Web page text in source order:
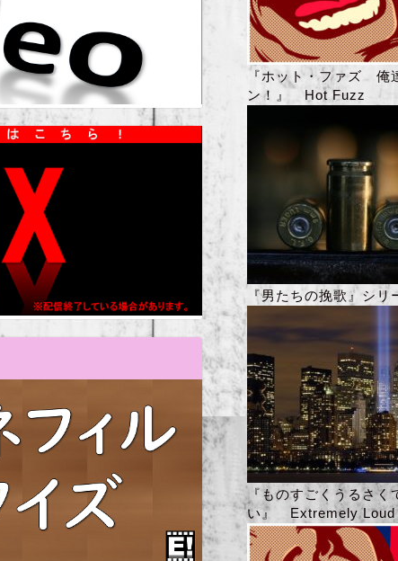
『ホット・ファズ 俺
ン！』 Hot Fuzz
『男たちの挽歌』シリ
『ものすごくうるさ
い』 Extremely Loud